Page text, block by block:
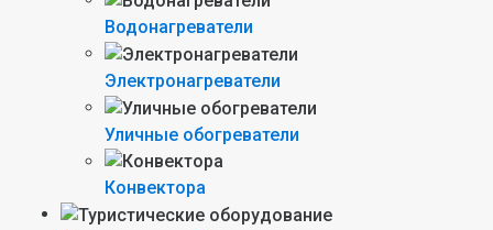
Водонагреватели
Электронагреватели
Уличные обогреватели
Конвектора